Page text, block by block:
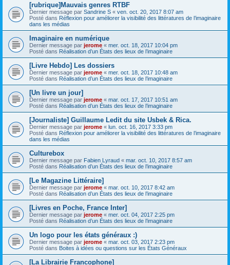
[rubrique]Mauvais genres RTBF
Dernier message par Sandrine S « ven. oct. 20, 2017 8:07 am
Posté dans Réflexion pour améliorer la visibilité des littératures de l’imaginaire
dans les médias
Imaginaire en numérique
Dernier message par jerome « mer. oct. 18, 2017 10:04 pm
Posté dans Réalisation d’un États des lieux de l’imaginaire
[Livre Hebdo] Les dossiers
Dernier message par jerome « mer. oct. 18, 2017 10:48 am
Posté dans Réalisation d’un États des lieux de l’imaginaire
[Un livre un jour]
Dernier message par jerome « mar. oct. 17, 2017 10:51 am
Posté dans Réalisation d’un États des lieux de l’imaginaire
[Journaliste] Guillaume Ledit du site Usbek & Rica.
Dernier message par jerome « lun. oct. 16, 2017 3:33 pm
Posté dans Réflexion pour améliorer la visibilité des littératures de l’imaginaire
dans les médias
Culturebox
Dernier message par Fabien Lyraud « mar. oct. 10, 2017 8:57 am
Posté dans Réalisation d’un États des lieux de l’imaginaire
[Le Magazine Littéraire]
Dernier message par jerome « mar. oct. 10, 2017 8:42 am
Posté dans Réalisation d’un États des lieux de l’imaginaire
[Livres en Poche, France Inter]
Dernier message par jerome « mer. oct. 04, 2017 2:25 pm
Posté dans Réalisation d’un États des lieux de l’imaginaire
Un logo pour les états généraux :)
Dernier message par jerome « mar. oct. 03, 2017 2:23 pm
Posté dans Boites à idées ou questions sur les États Généraux
[La Librairie Francophone]